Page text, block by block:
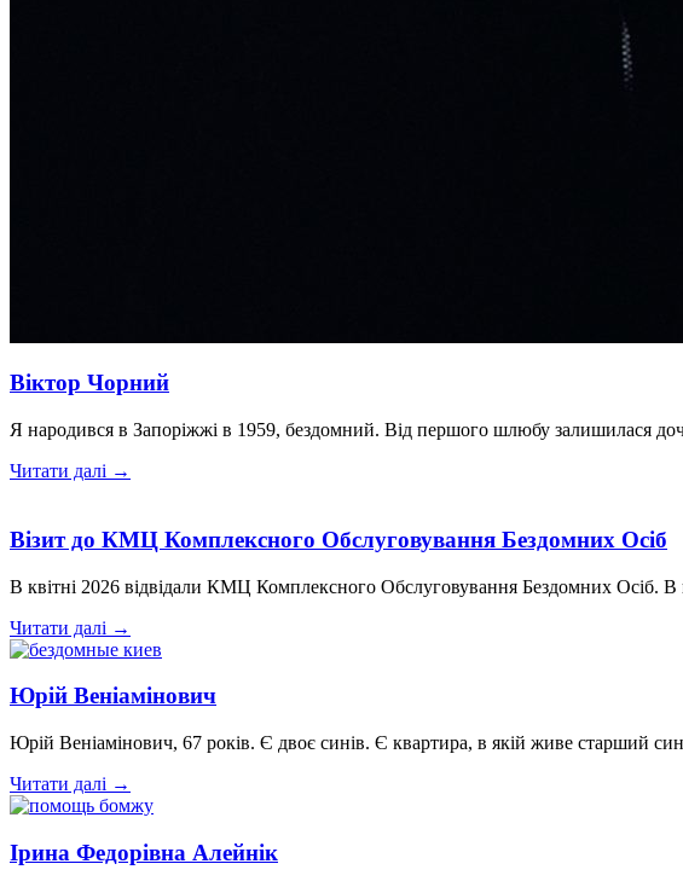
Віктор Чорний
Я народився в Запоріжжі в 1959, бездомний. Від першого шлюбу залишилася
Читати далі →
Візит до КМЦ Комплексного Обслуговування Бездомних Осіб
В квітні 2026 відвідали КМЦ Комплексного Обслуговування Бездомних Осіб.
Читати далі →
Юрій Веніамінович
Юрій Веніамінович, 67 років. Є двоє синів. Є квартира, в якій живе старший
Читати далі →
Ірина Федорівна Алейнік